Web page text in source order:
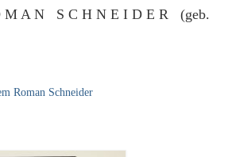
M A N S C H N E I D E R (geb.
Roman Schneider